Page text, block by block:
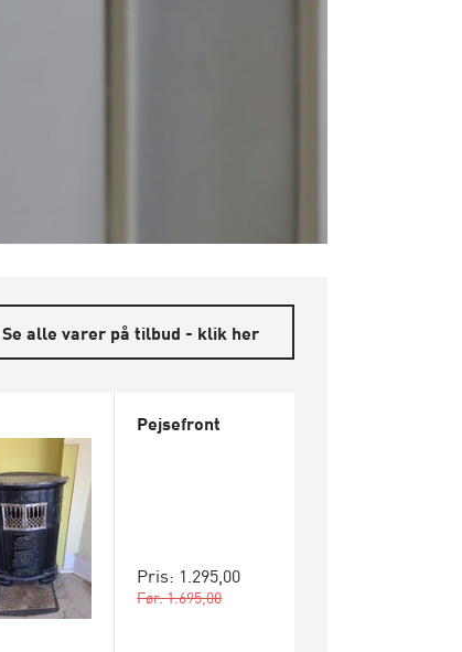
Se alle varer på tilbud - klik her
Pejsefront
Pris: 1.295,00
Før: 1.695,00